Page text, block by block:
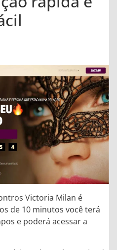
Victoria Milan é
de 10 minutos você terá
e poderá acessar a